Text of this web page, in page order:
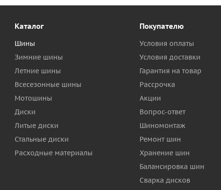
Каталог
Шины
Зимние шины
Летние шины
Всесезонные шины
Мотошины
Диски
Литые диски
Стальные диски
Расходные материалы
Покупателю
Условия оплаты
Условия доставки
Гарантия на товар
Рассрочка
Акции
Вопрос-ответ
Шиномонтаж
Ремонт шин
Хранение шин
Балансировка шин
Сварка дисков